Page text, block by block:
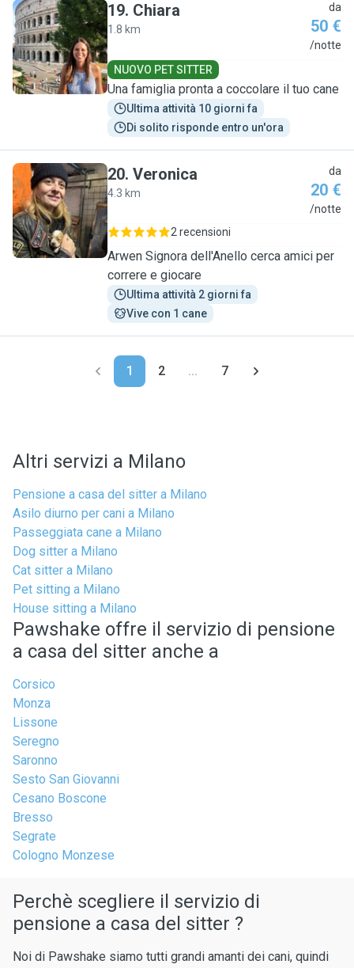
C
19. Chiara
1.8 km
da
50 €
/notte
NUOVO PET SITTER
Una famiglia pronta a coccolare il tuo cane
Ultima attività 10 giorni fa
Di solito risponde entro un'ora
V
20. Veronica
4.3 km
da
20 €
/notte
2 recensioni
Arwen Signora dell'Anello cerca amici per
correre e giocare
Ultima attività 2 giorni fa
Vive con 1 cane
1 2 ... 7
Altri servizi a Milano
Pensione a casa del sitter a Milano
Asilo diurno per cani a Milano
Passeggiata cane a Milano
Dog sitter a Milano
Cat sitter a Milano
Pet sitting a Milano
House sitting a Milano
Pawshake offre il servizio di pensione
a casa del sitter anche a
Corsico
Monza
Lissone
Seregno
Saronno
Sesto San Giovanni
Cesano Boscone
Bresso
Segrate
Cologno Monzese
Perchè scegliere il servizio di
pensione a casa del sitter ?
Noi di Pawshake siamo tutti grandi amanti dei cani, quindi